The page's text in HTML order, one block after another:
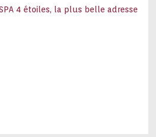
4 étoiles, la plus belle adresse